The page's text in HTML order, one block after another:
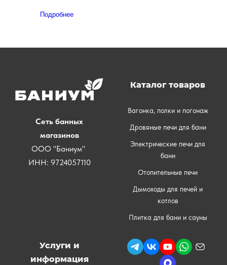
Подробнее
Сеть банных
магазинов
ООО "Баниум"
ИНН: 9724057110
Каталог товаров
Вагонка, полки и погонаж
Дровяные печи для бани
Электрические печи для
бани
Отопительные печи
Дымоходы для печей и
котлов
Плитка для бани и сауны
Услуги и
информация